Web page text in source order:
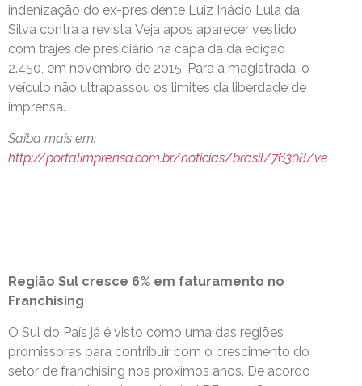
indenização do ex-presidente Luiz Inácio Lula da
Silva contra a revista Veja após aparecer vestido
com trajes de presidiário na capa da da edição
2.450, em novembro de 2015. Para a magistrada, o
veículo não ultrapassou os limites da liberdade de
imprensa.
Saiba mais em:
http://portalimprensa.com.br/noticias/brasil/76308/ve
Região Sul cresce 6% em faturamento no
Franchising
O Sul do País já é visto como uma das regiões
promissoras para contribuir com o crescimento do
setor de franchising nos próximos anos. De acordo